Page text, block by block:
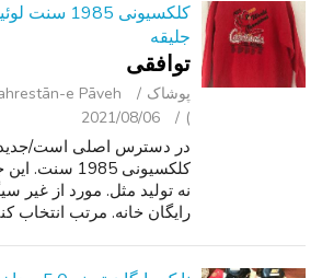
جلیقه
توافقی
پوشاک
)
2021/08/06
در دسترس اصلی است/
نه تولید مثل. مورد از غیر
رایگان خانه. مرتب انتخاب